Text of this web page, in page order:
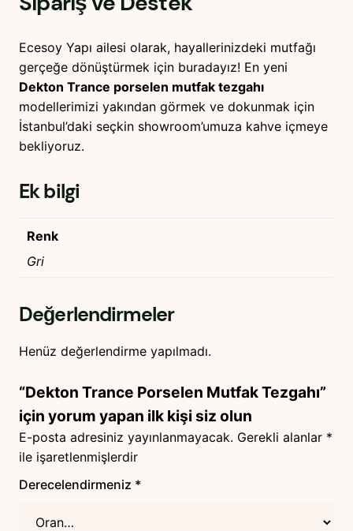
Ecesoy Yapı ailesi olarak, hayallerinizdeki mutfağı
gerçeğe dönüştürmek için buradayız! En yeni
Dekton Trance porselen mutfak tezgahı
modellerimizi yakından görmek ve dokunmak için
İstanbul’daki seçkin showroom’umuza kahve içmeye
bekliyoruz.
Ek bilgi
Renk
Gri
Değerlendirmeler
Henüz değerlendirme yapılmadı.
“Dekton Trance Porselen Mutfak Tezgahı”
için yorum yapan ilk kişi siz olun
E-posta adresiniz yayınlanmayacak. Gerekli alanlar *
ile işaretlenmişlerdir
Derecelendirmeniz *